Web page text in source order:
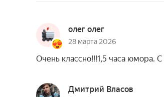
олег олег
28 марта 2026
Очень классно!!!1,5 часа юмора.
Дмитрий Власов